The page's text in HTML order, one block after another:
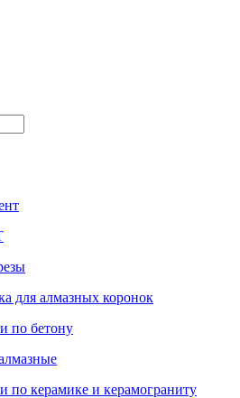
для алмазных коронок
по бетону
по керамике и керамограниту